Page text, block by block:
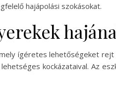
hajápolási szokásokat.
ígéretes lehetőségeket
kockázataival. Az